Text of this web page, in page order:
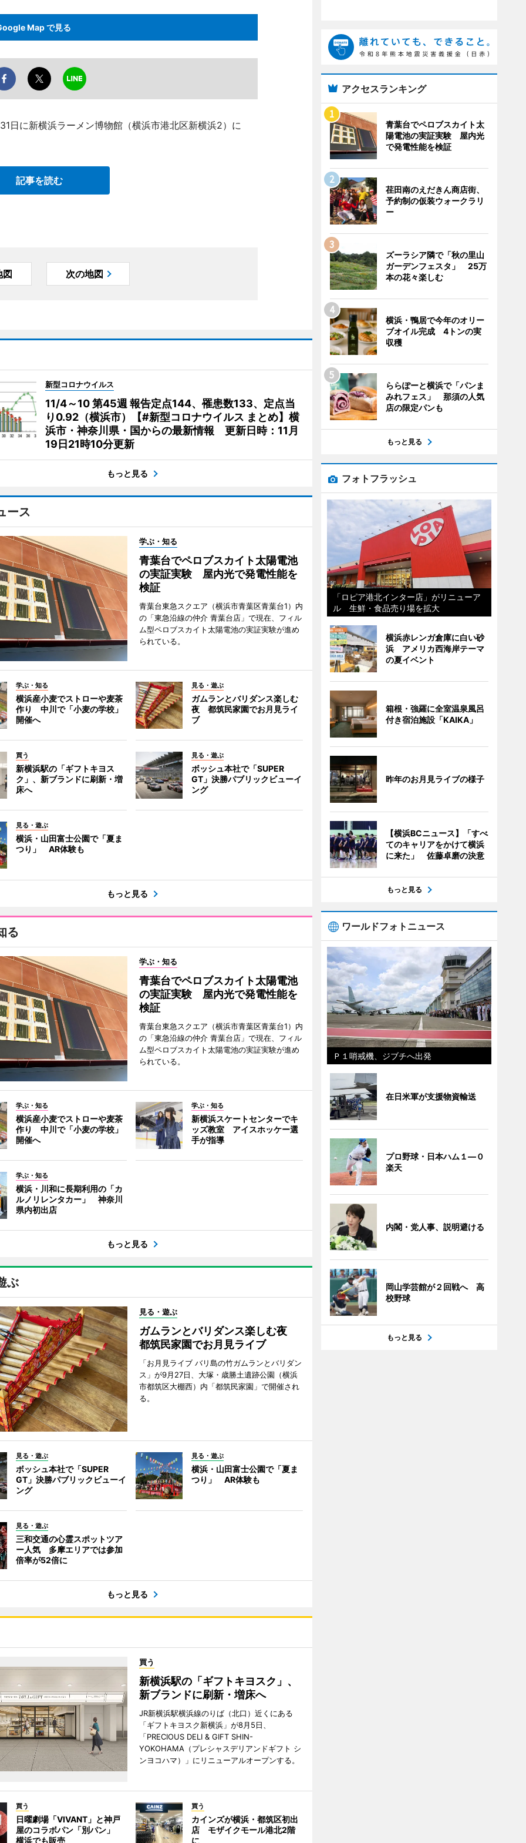
Map で見る
日に新横浜ラーメン博物館（横浜市港北区新横浜2）に
記事を読む
図 次の地図
新型コロナウイルス
11/4～10 第45週 報告定点144、罹患数133、定点当
り0.92（横浜市）【#新型コロナウイルス まとめ】横
浜市・神奈川県・国からの最新情報 更新日時：11月
19日21時10分更新
もっと見る
ース
学ぶ・知る
青葉台でペロブスカイト太陽電池
の実証実験 屋内光で発電性能を
検証
青葉台東急スクエア（横浜市青葉区青葉台1）内
の「東急沿線の仲介 青葉台店」で現在、フィル
ム型ペロブスカイト太陽電池の実証実験が進め
られている。
学ぶ・知る
横浜産小麦でストローや麦茶
作り 中川で「小麦の学校」
開催へ
見る・遊ぶ
ガムランとバリダンス楽しむ
夜 都筑民家園でお月見ライ
ブ
買う
新横浜駅の「ギフトキヨス
ク」、新ブランドに刷新・増
床へ
見る・遊ぶ
ボッシュ本社で「SUPER
GT」決勝パブリックビューイ
ング
見る・遊ぶ
横浜・山田富士公園で「夏ま
つり」 AR体験も
もっと見る
る
学ぶ・知る
青葉台でペロブスカイト太陽電池
の実証実験 屋内光で発電性能を
検証
青葉台東急スクエア（横浜市青葉区青葉台1）内
の「東急沿線の仲介 青葉台店」で現在、フィル
ム型ペロブスカイト太陽電池の実証実験が進め
られている。
学ぶ・知る
横浜産小麦でストローや麦茶
作り 中川で「小麦の学校」
開催へ
学ぶ・知る
新横浜スケートセンターでキ
ッズ教室 アイスホッケー選
手が指導
学ぶ・知る
横浜・川和に長期利用の「カ
ルノリレンタカー」 神奈川
県内初出店
もっと見る
ぶ
見る・遊ぶ
ガムランとバリダンス楽しむ夜
都筑民家園でお月見ライブ
「お月見ライブ バリ島の竹ガムランとバリダン
ス」が9月27日、大塚・歳勝土遺跡公園（横浜
市都筑区大棚西）内「都筑民家園」で開催され
る。
見る・遊ぶ
ボッシュ本社で「SUPER
GT」決勝パブリックビューイ
ング
見る・遊ぶ
横浜・山田富士公園で「夏ま
つり」 AR体験も
見る・遊ぶ
三和交通の心霊スポットツア
ー人気 多摩エリアでは参加
倍率が52倍に
もっと見る
買う
新横浜駅の「ギフトキヨスク」、
新ブランドに刷新・増床へ
JR新横浜駅横浜線のりば（北口）近くにある
「ギフトキヨスク新横浜」が8月5日、
「PRECIOUS DELI & GIFT SHIN-
YOKOHAMA（プレシャスデリアンドギフト シ
ンヨコハマ）」にリニューアルオープンする。
買う
日曜劇場「VIVANT」と神戸
屋のコラボパン「別パン」
横浜でも販売
買う
カインズが横浜・都筑区初出
店 モザイクモール港北2階
に
アクセスランキング
青葉台でペロブスカイト太
陽電池の実証実験 屋内光
で発電性能を検証
荏田南のえだきん商店街、
予約制の仮装ウォークラリ
ー
ズーラシア隣で「秋の里山
ガーデンフェスタ」 25万
本の花々楽しむ
横浜・鴨居で今年のオリー
ブオイル完成 4トンの実
収穫
ららぽーと横浜で「パンま
みれフェス」 那須の人気
店の限定パンも
もっと見る
フォトフラッシュ
「ロピア港北インター店」がリニューア
ル 生鮮・食品売り場を拡大
横浜赤レンガ倉庫に白い砂
浜 アメリカ西海岸テーマ
の夏イベント
箱根・強羅に全室温泉風呂
付き宿泊施設「KAIKA」
昨年のお月見ライブの様子
【横浜BCニュース】「すべ
てのキャリアをかけて横浜
に来た」 佐藤卓磨の決意
もっと見る
ワールドフォトニュース
Ｐ１哨戒機、ジブチへ出発
在日米軍が支援物資輸送
プロ野球・日本ハム１―０
楽天
内閣・党人事、説明避ける
岡山学芸館が２回戦へ 高
校野球
もっと見る